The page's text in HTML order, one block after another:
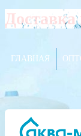
Доставка
ГЛАВНАЯ